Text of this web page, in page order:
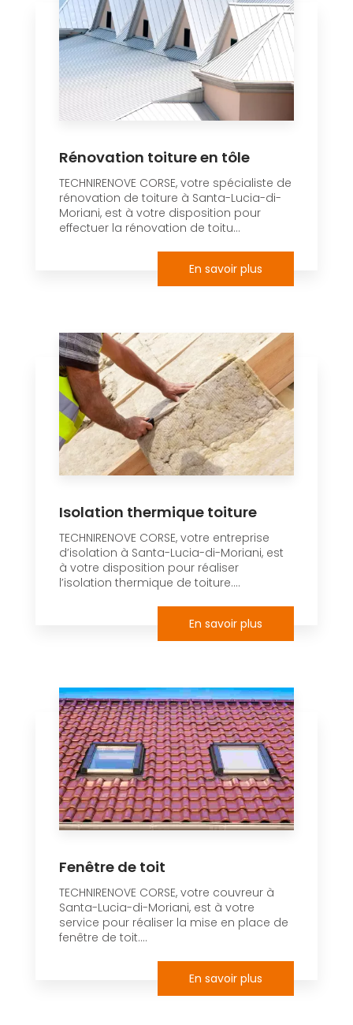
Rénovation toiture en tôle
TECHNIRENOVE CORSE, votre spécialiste de
rénovation de toiture à Santa-Lucia-di-
Moriani, est à votre disposition pour
effectuer la rénovation de toitu...
En savoir plus
Isolation thermique toiture
TECHNIRENOVE CORSE, votre entreprise
d’isolation à Santa-Lucia-di-Moriani, est
à votre disposition pour réaliser
l’isolation thermique de toiture....
En savoir plus
Fenêtre de toit
TECHNIRENOVE CORSE, votre couvreur à
Santa-Lucia-di-Moriani, est à votre
service pour réaliser la mise en place de
fenêtre de toit....
En savoir plus